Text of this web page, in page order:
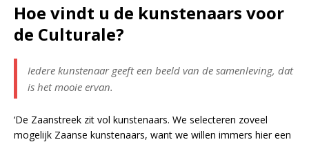
Hoe vindt u de kunstenaars voor
de Culturale?
Iedere kunstenaar geeft een beeld van de samenleving, dat
is het mooie ervan.
‘De Zaanstreek zit vol kunstenaars. We selecteren zoveel
mogelijk Zaanse kunstenaars, want we willen immers hier een